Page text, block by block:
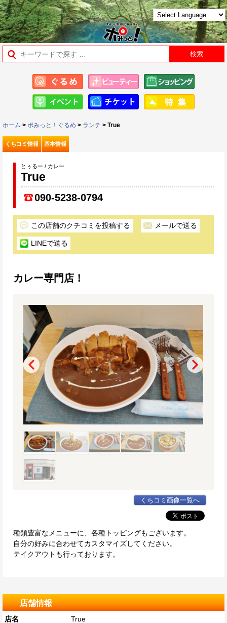
ホーム > ポみっと！ぐるめ > ランチ > True
くちコミ情報 基本情報
とぅるー / カレー
True
090-5238-0794
この店舗のクチコミを投稿する メールで送る
LINEで送る
カレー専門店！
くちコミ画像一覧へ
種類豊富なメニューに、各種トッピングもございます。
自分の好みに合わせてカスタマイズしてください。
テイクアウトも行っております。
店舗情報
店名 True